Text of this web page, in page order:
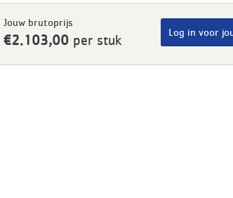
Jouw brutoprijs
€2.103,00 per stuk
Log in voor